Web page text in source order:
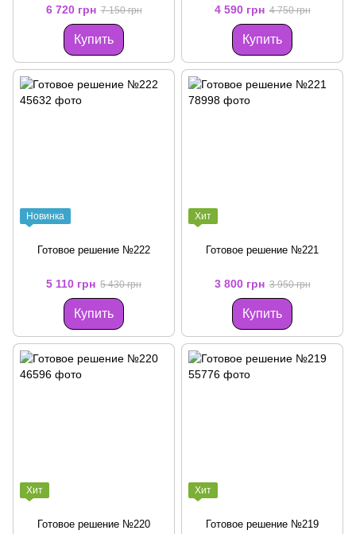
6 720 грн 7 150 грн
Купить
4 590 грн 4 750 грн
Купить
Новинка
Готовое решение №222
5 110 грн 5 430 грн
Купить
Хит
Готовое решение №221
3 800 грн 3 950 грн
Купить
Хит
Готовое решение №220
Хит
Готовое решение №219